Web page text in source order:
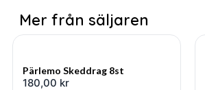
Mer från säljaren
Pärlemo Skeddrag 8st
180,00 kr